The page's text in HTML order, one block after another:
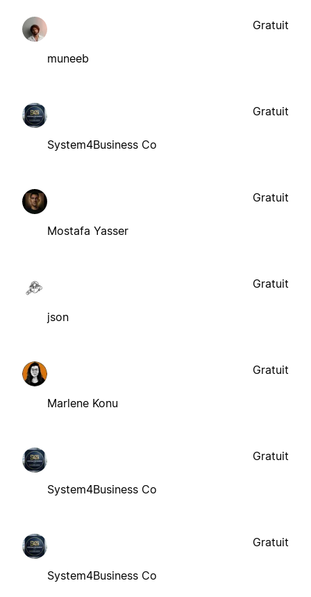
muneeb
Gratuit
System4Business Co
Gratuit
Mostafa Yasser
Gratuit
json
Gratuit
Marlene Konu
Gratuit
System4Business Co
Gratuit
System4Business Co
Gratuit